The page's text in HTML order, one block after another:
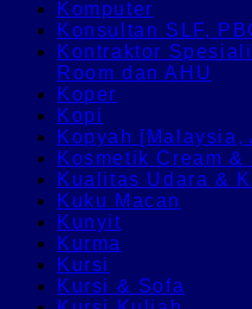
Komputer
Konsultan SLF,
Kontraktor
Room dan AHU
Koper
Kopi
Kopyah [Malaysia,
Kosmetik Cream &
Kualitas Udara &
Kuku Macan
Kunyit
Kurma
Kursi
Kursi & Sofa